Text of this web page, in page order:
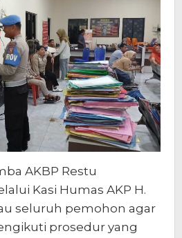
AKBP Restu
Kasi Humas AKP H.
seluruh pemohon agar
prosedur yang